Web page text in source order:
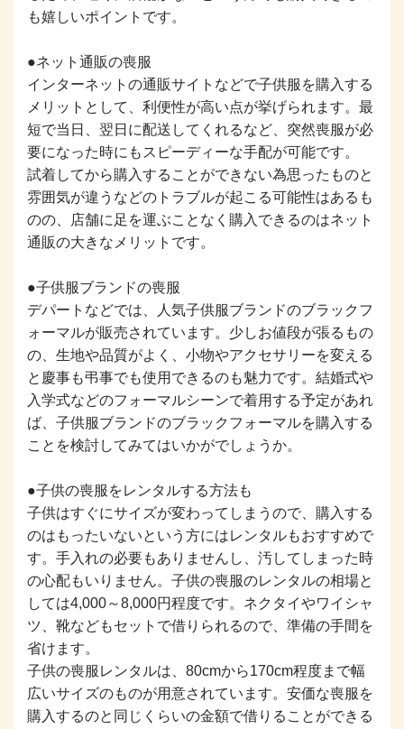
も嬉しいポイントです。
●ネット通販の喪服
インターネットの通販サイトなどで子供服を購入する
メリットとして、利便性が高い点が挙げられます。最
短で当日、翌日に配送してくれるなど、突然喪服が必
要になった時にもスピーディーな手配が可能です。
試着してから購入することができない為思ったものと
雰囲気が違うなどのトラブルが起こる可能性はあるも
のの、店舗に足を運ぶことなく購入できるのはネット
通販の大きなメリットです。
●子供服ブランドの喪服
デパートなどでは、人気子供服ブランドのブラックフ
ォーマルが販売されています。少しお値段が張るもの
の、生地や品質がよく、小物やアクセサリーを変える
と慶事も弔事でも使用できるのも魅力です。結婚式や
入学式などのフォーマルシーンで着用する予定があれ
ば、子供服ブランドのブラックフォーマルを購入する
ことを検討してみてはいかがでしょうか。
●子供の喪服をレンタルする方法も
子供はすぐにサイズが変わってしまうので、購入する
のはもったいないという方にはレンタルもおすすめで
す。手入れの必要もありませんし、汚してしまった時
の心配もいりません。子供の喪服のレンタルの相場と
しては4,000～8,000円程度です。ネクタイやワイシャ
ツ、靴などもセットで借りられるので、準備の手間を
省けます。
子供の喪服レンタルは、80cmから170cm程度まで幅
広いサイズのものが用意されています。安価な喪服を
購入するのと同じくらいの金額で借りることができる